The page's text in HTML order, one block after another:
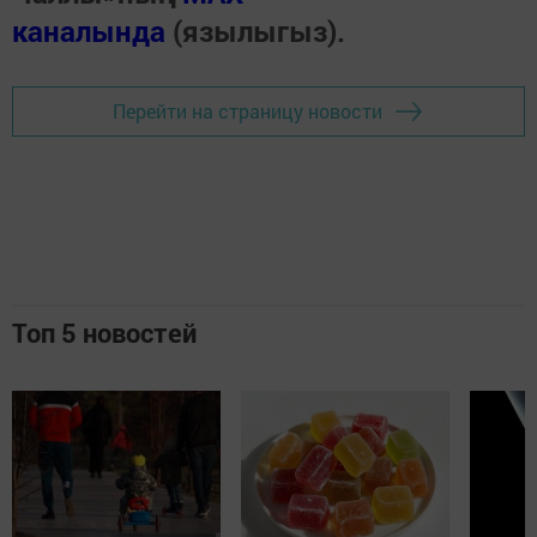
каналында (язылыгыз).
Перейти на страницу новости
Топ 5 новостей